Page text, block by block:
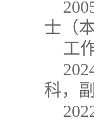
士（
工
科，